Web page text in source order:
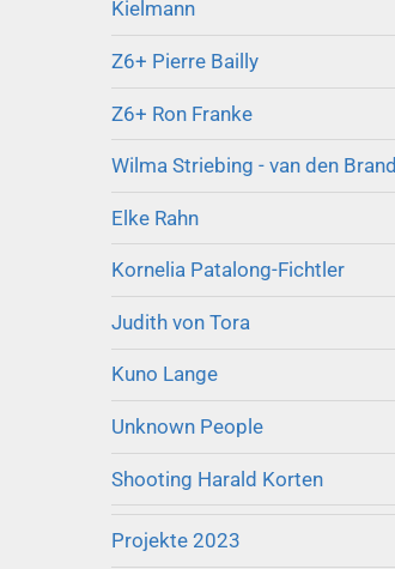
Kielmann
Z6+ Pierre Bailly
Z6+ Ron Franke
Wilma Striebing - van den Brand
Elke Rahn
Kornelia Patalong-Fichtler
Judith von Tora
Kuno Lange
Unknown People
Shooting Harald Korten
Projekte 2023